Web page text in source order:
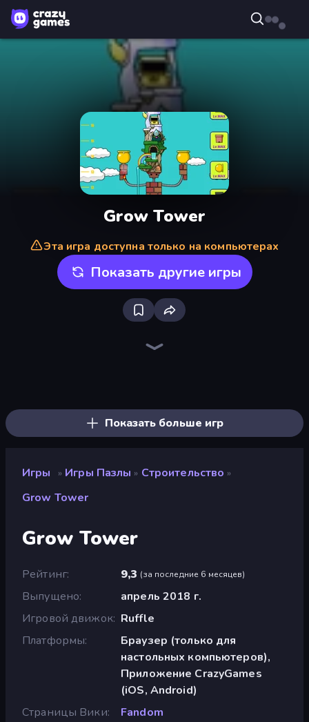
Grow Tower
Эта игра доступна только на компьютерах
Показать другие игры
Показать больше игр
Игры » Игры Пазлы » Строительство »
Grow Tower
Grow Tower
Рейтинг 9,3 (за последние 6 месяцев)
Выпущено
апрель 2018 г.
Игровой движок Ruffle
Платформы
Браузер (только для
настольных компьютеров),
Приложение CrazyGames
(iOS, Android)
Страницы Вики
Fandom